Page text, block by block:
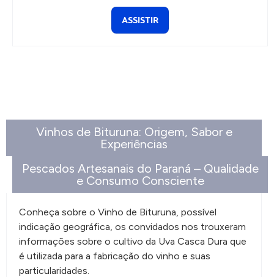
ASSISTIR
Vinhos de Bituruna: Origem, Sabor e
Experiências
Pescados Artesanais do Paraná – Qualidade
e Consumo Consciente
Conheça sobre o Vinho de Bituruna, possível
indicação geográfica, os convidados nos trouxeram
informações sobre o cultivo da Uva Casca Dura que
é utilizada para a fabricação do vinho e suas
particularidades.